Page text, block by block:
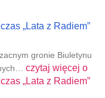
„Lata z Radiem”
gronie Biuletynu
czytaj więcej o
„Lata z Radiem”